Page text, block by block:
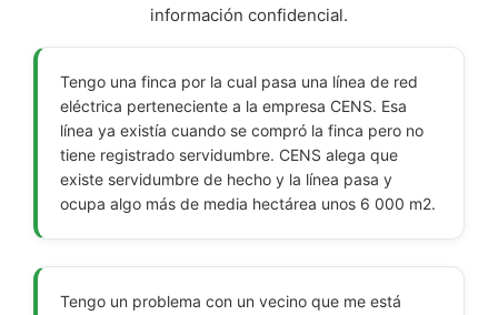
información confidencial.
Tengo una finca por la cual pasa una línea de red
eléctrica perteneciente a la empresa CENS. Esa
línea ya existía cuando se compró la finca pero no
tiene registrado servidumbre. CENS alega que
existe servidumbre de hecho y la línea pasa y
ocupa algo más de media hectárea unos 6 000 m2.
Tengo un problema con un vecino que me está